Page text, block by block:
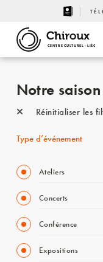
CENTRE CULTUREL - LIÈGE
Notre saison
Réinitialiser les
Type d’événement
Ateliers
Concerts
Conférence
Expositions